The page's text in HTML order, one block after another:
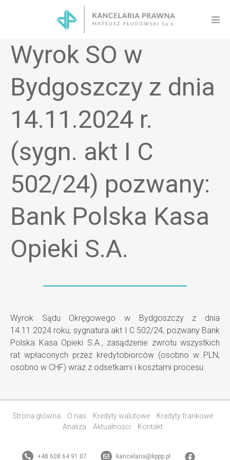
Wyrok SO w
Bydgoszczy z dnia
14.11.2024 r.
(sygn. akt I C
502/24) pozwany:
Bank Polska Kasa
Opieki S.A.
Wyrok Sądu Okręgowego w Bydgoszczy z dnia
14.11.2024 roku, sygnatura akt I C 502/24, pozwany Bank
Polska Kasa Opieki S.A., zasądzenie zwrotu wszystkich
rat wpłaconych przez kredytobiorców (osobno w PLN,
osobno w CHF) wraz z odsetkami i kosztami procesu
Strona główna O nas Kredyty walutowe
Kredyty frankowe
Analiza
Aktualności Kontakt
+48 608 64 91 07 kancelaria@kppp.pl